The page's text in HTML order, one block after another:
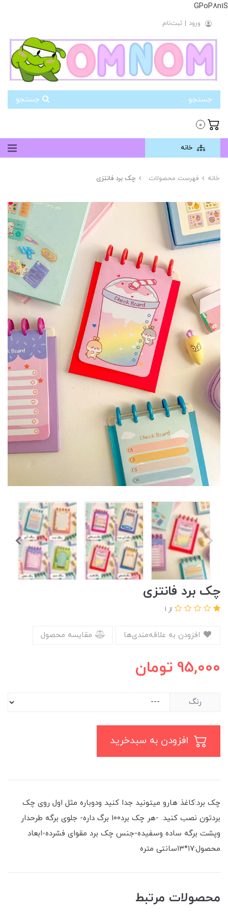
GPoP8n1S
ورود | ثبت‌نام
0
خانه
خانه فهرست محصولات چک برد فانتزی
چک برد فانتزی
از 1
مقایسه محصول
95,000 تومان
رنگ
چک برد:کاغذ هارو میتونید جدا کنید ودوباره مثل اول روی چک
بردتون نصب کنید. -هر چک برد۱۰۰ برگ داره- جلوی برگه طرحدار
وپشت برگه ساده وسفیده-جنس چک برد مقوای فشرده-ابعاد
محصول:۱۷*۱۳سانتی متره
محصولات مرتبط